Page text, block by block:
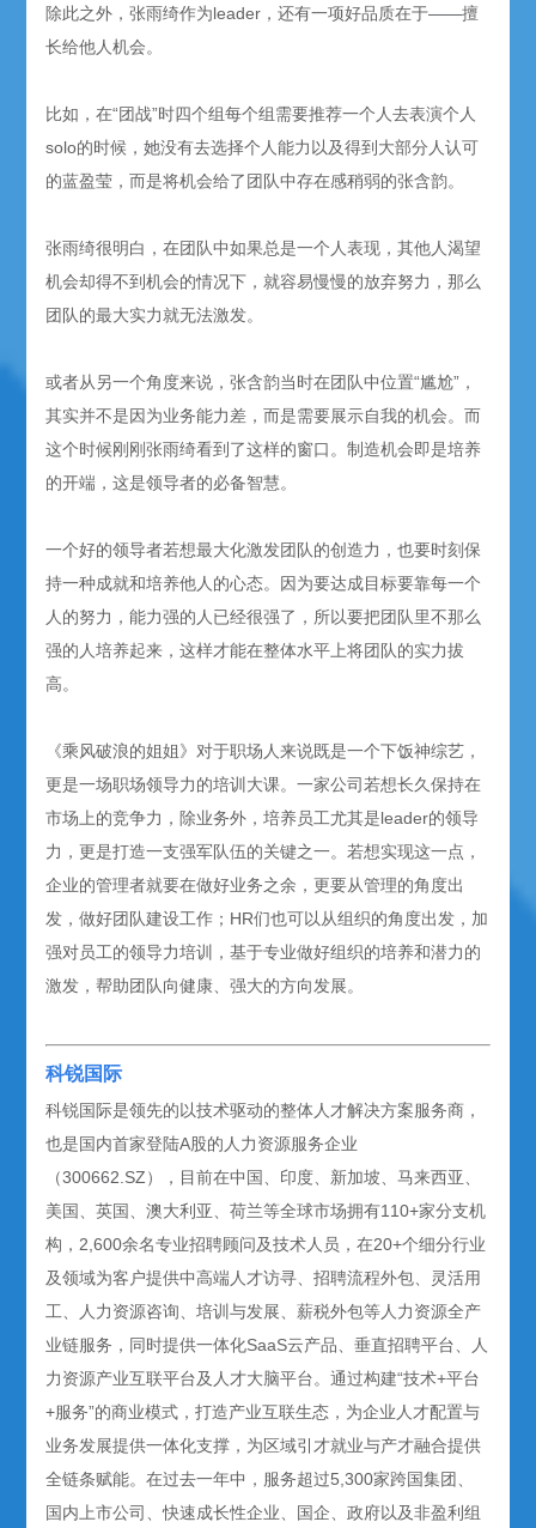
除此之外，张雨绮作为leader，还有一项好品质在于——擅
长给他人机会。
比如，在“团战”时四个组每个组需要推荐一个人去表演个人
solo的时候，她没有去选择个人能力以及得到大部分人认可
的蓝盈莹，而是将机会给了团队中存在感稍弱的张含韵。
张雨绮很明白，在团队中如果总是一个人表现，其他人渴望
机会却得不到机会的情况下，就容易慢慢的放弃努力，那么
团队的最大实力就无法激发。
或者从另一个角度来说，张含韵当时在团队中位置“尴尬”，
其实并不是因为业务能力差，而是需要展示自我的机会。而
这个时候刚刚张雨绮看到了这样的窗口。制造机会即是培养
的开端，这是领导者的必备智慧。
一个好的领导者若想最大化激发团队的创造力，也要时刻保
持一种成就和培养他人的心态。因为要达成目标要靠每一个
人的努力，能力强的人已经很强了，所以要把团队里不那么
强的人培养起来，这样才能在整体水平上将团队的实力拔
高。
《乘风破浪的姐姐》对于职场人来说既是一个下饭神综艺，
更是一场职场领导力的培训大课。一家公司若想长久保持在
市场上的竞争力，除业务外，培养员工尤其是leader的领导
力，更是打造一支强军队伍的关键之一。若想实现这一点，
企业的管理者就要在做好业务之余，更要从管理的角度出
发，做好团队建设工作；HR们也可以从组织的角度出发，加
强对员工的领导力培训，基于专业做好组织的培养和潜力的
激发，帮助团队向健康、强大的方向发展。
科锐国际
科锐国际是领先的以技术驱动的整体人才解决方案服务商，
也是国内首家登陆A股的人力资源服务企业
（300662.SZ），目前在中国、印度、新加坡、马来西亚、
美国、英国、澳大利亚、荷兰等全球市场拥有110+家分支机
构，2,600余名专业招聘顾问及技术人员，在20+个细分行业
及领域为客户提供中高端人才访寻、招聘流程外包、灵活用
工、人力资源咨询、培训与发展、薪税外包等人力资源全产
业链服务，同时提供一体化SaaS云产品、垂直招聘平台、人
力资源产业互联平台及人才大脑平台。通过构建“技术+平台
+服务”的商业模式，打造产业互联生态，为企业人才配置与
业务发展提供一体化支撑，为区域引才就业与产才融合提供
全链条赋能。在过去一年中，服务超过5,300家跨国集团、
国内上市公司、快速成长性企业、国企、政府以及非盈利组